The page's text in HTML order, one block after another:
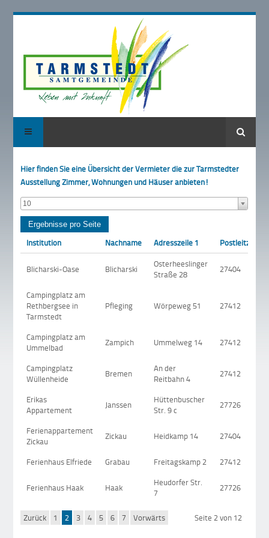
Suche
Hier finden Sie eine Übersicht der Vermieter die zur Tarmstedter
Ausstellung Zimmer, Wohnungen und Häuser anbieten!
10
Institution Nachname Adresszeile 1 Postleitzahl
Blicharski-Oase Blicharski
Osterheeslinger
Straße 28
27404
Campingplatz am
Rethbergsee in
Tarmstedt
Pfleging Wörpeweg 51 27412
Campingplatz am
Ummelbad
Zampich Ummelweg 14 27412
Campingplatz
Wüllenheide
Bremen
An der
Reitbahn 4
27412
Erikas
Appartement
Janssen
Hüttenbuscher
Str. 9 c
27726
Ferienappartement
Zickau
Zickau Heidkamp 14 27404
Ferienhaus Elfriede Grabau Freitagskamp 2 27412
Ferienhaus Haak Haak
Heudorfer Str.
7
27726
Seite 2 von 12
Zurück 1 2 3 4 5 6 7 Vorwärts